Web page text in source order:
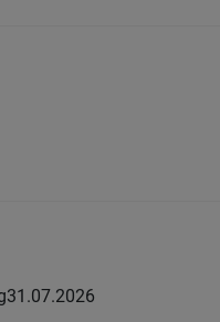
31.07.2026